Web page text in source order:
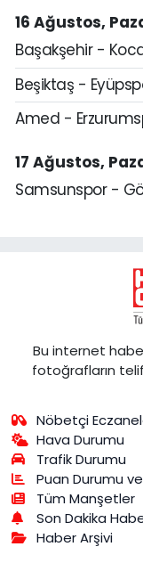
16 Ağustos,
Başakşehir -
Beşiktaş -
Amed -
17 Ağustos,
Samsunspor -
Bu internet
fotoğrafların
Nöbetçi
Hava Durumu
Trafik Durumu
Puan Durumu
Tüm Manşetler
Son Dakika
Haber Arşivi